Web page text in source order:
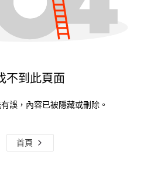
不到此頁面
誤，內容已被隱藏或刪除。
首頁